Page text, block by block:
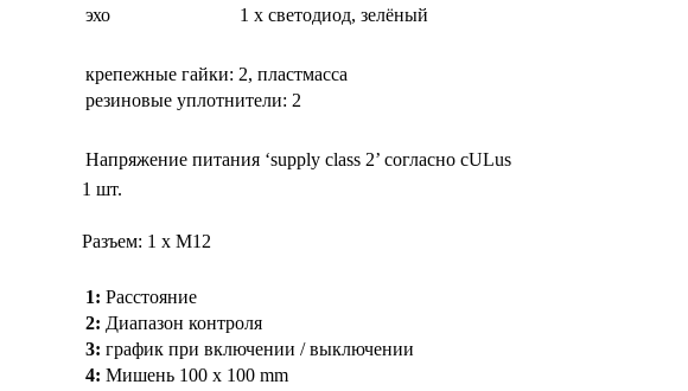
эхо
1 x светодиод, зелёный
крепежные гайки: 2, пластмасса
резиновые уплотнители: 2
Напряжение питания ‘supply class 2’ согласно cULus
1 шт.
Разъем: 1 x M12
1: Расстояние
2: Диапазон контроля
3: график при включении / выключении
4: Мишень 100 x 100 mm